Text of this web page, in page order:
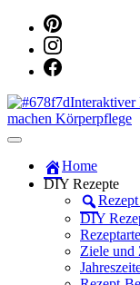
Manuka
Dein
Home
DIY Rezepte
DIY
Ziele und